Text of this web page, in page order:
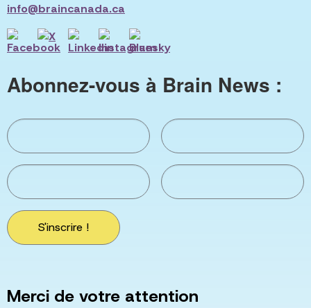
info@braincanada.ca
Abonnez-vous à Brain News :
S'inscrire !
Merci de votre attention